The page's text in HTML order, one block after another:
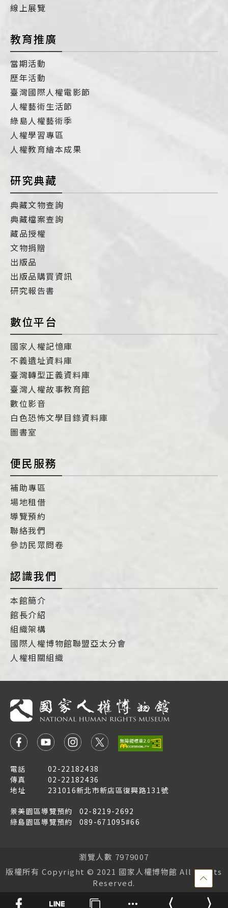
點
擊
線上展覽
教育推廣
當期活動
歷年活動
臺灣國際人權電影節
人權藝術生活節
綠島人權藝術季
人權學習專區
人權教育繪本成果
研究典藏
典藏文物查詢
典藏檔案查詢
藏品授權
文物捐贈
出版品
出版品購買資訊
研究報告書
數位平台
國家人權記憶庫
不義遺址資料庫
臺灣轉型正義資料庫
臺灣人權故事教育館
數位影音
白色恐怖文學目錄資料庫
圖書室
便民服務
補助專區
場地租借
導覽預約
聯絡我們
參訪民眾問卷
認識我們
本館簡介
館長介紹
組織架構
國際人權博物館聯盟亞太分會
人權相關組織
電話
02-22182438
傳真
02-22182436
地址
231016新北市新店區復興路131號
景美園區導覽預約
02-8219-2692
綠島園區導覽預約
089-671095#66
瀏覽人數 7979007
版權所有 Copyright © 2021 國家人權博物館 All Rights
Reserved.